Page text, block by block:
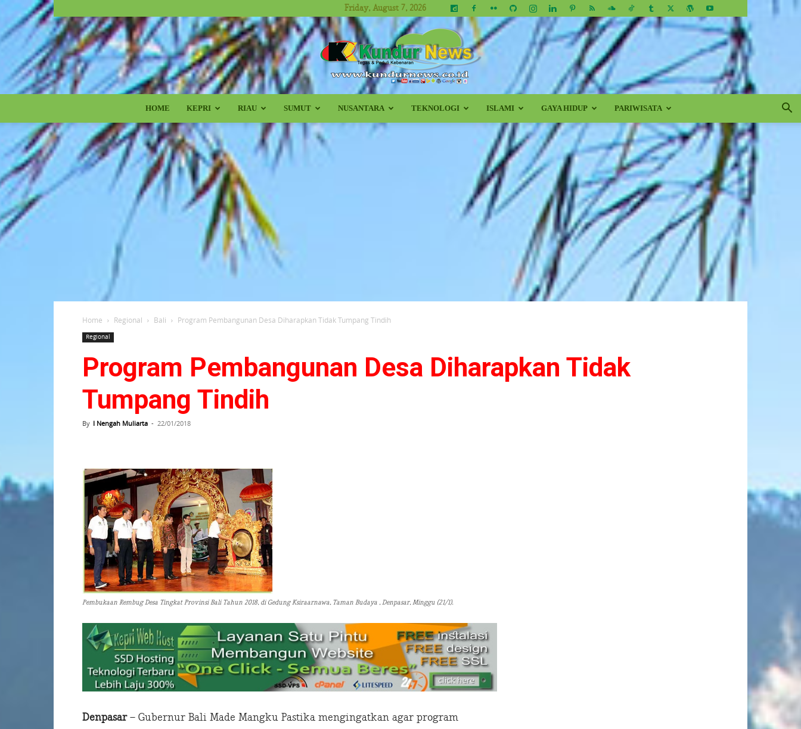
Friday, August 7, 2026
Kundur
HOME KEPRI RIAU SUMUT NUSANTARA TEKNOLOGI ISLAMI GAYA HIDUP PARIWISATA
Home Regional Bali Program Pembangunan Desa Diharapkan Tidak Tumpang Tindih
Regional
Program Pembangunan Desa Diharapkan Tidak
Tumpang Tindih
By I Nengah Muliarta - 22/01/2018
Pembukaan Rembug Desa Tingkat Provinsi Bali Tahun 2018, di Gedung Ksiraarnawa, Taman Budaya , Denpasar, Minggu (21/1).
Denpasar– Gubernur Bali Made Mangku Pastika mengingatkan agar program